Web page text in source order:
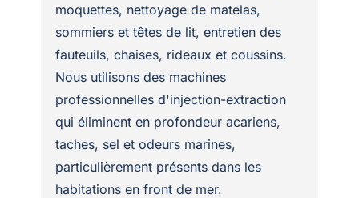
moquettes, nettoyage de matelas,
sommiers et têtes de lit, entretien des
fauteuils, chaises, rideaux et coussins.
Nous utilisons des machines
professionnelles d'injection-extraction
qui éliminent en profondeur acariens,
taches, sel et odeurs marines,
particulièrement présents dans les
habitations en front de mer.